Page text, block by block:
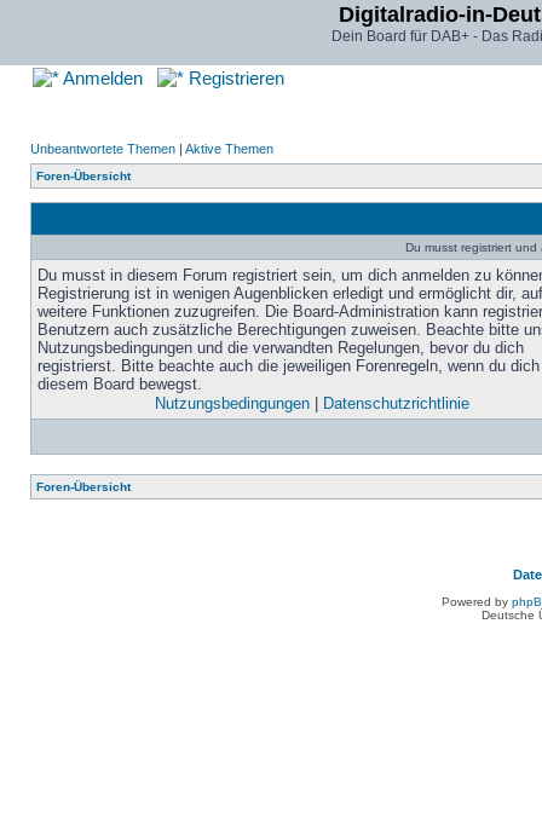
Digitalradio-in-
Dein Board für DAB+ - Das
Anmelden Registrieren
Unbeantwortete Themen | Aktive Themen
Foren-Übersicht
Du musst registriert
Du musst in diesem Forum registriert sein, um dich anmelden zu
Registrierung ist in wenigen Augenblicken erledigt und ermöglicht dir, auf
weitere Funktionen zuzugreifen. Die Board-Administration kann
Benutzern auch zusätzliche Berechtigungen zuweisen. Beachte bitte
Nutzungsbedingungen und die verwandten Regelungen, bevor du dich
registrierst. Bitte beachte auch die jeweiligen Forenregeln, wenn du
diesem Board bewegst.
Nutzungsbedingungen| Datenschutzrichtlinie
Foren-Übersicht
Powered by
Deutsche